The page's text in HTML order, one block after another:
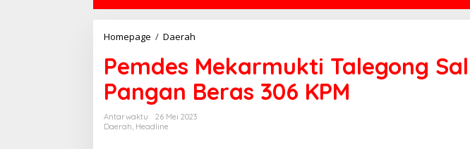
Homepage / Daerah
Talegong
Salurkan
Pangan
Beras
306
Pemdes Mekarmukti Talegong
Pangan Beras 306 KPM
Antarwaktu
26 Mei 2023
Daerah, Headline